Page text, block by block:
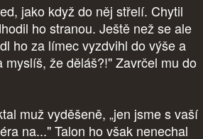
jako když do něj střelí. Chytil
ho stranou. Ještě než se ale
ho za límec vyzdvihl do výše a
myslíš, že děláš?!" Zavrčel mu do
muž vyděšeně, „jen jsme s vaší
na..." Talon ho však nenechal